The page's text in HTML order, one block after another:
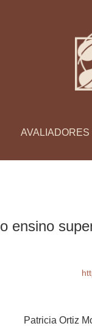
AVALIADORES
ensino
Patricia Ortiz